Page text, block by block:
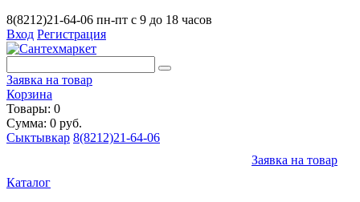
8(8212)21-64-06 пн-пт с 9 до 18 часов
Вход Регистрация
Заявка на товар
Корзина
Товары: 0
Сумма: 0 руб.
Сыктывкар 8(8212)21-64-06
Заявка на товар
Каталог